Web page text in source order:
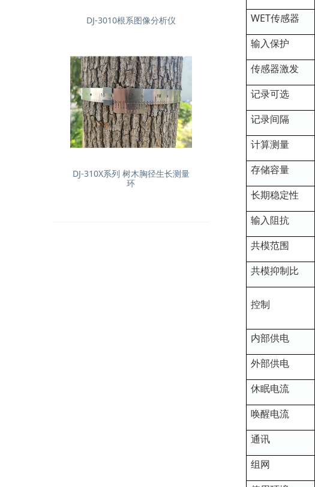
WET传感器
输入保护
传感器激发
记录可选
记录间隔
计算测量
存储容量
长期稳定性
输入阻抗
共模范围
共模抑制比
控制
内部供电
外部供电
休眠电流
唤醒电流
通讯
组网
DJ-3010根系图像分析仪
DJ-310X系列 树木胸径生长测量
环